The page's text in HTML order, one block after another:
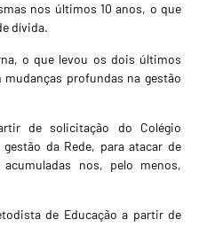
nos últimos 10 anos, o que
dívida.
o que levou os dois últimos
mudanças profundas na gestão
de solicitação do Colégio
da Rede, para atacar de
nos, pelo menos,
de Educação a partir de